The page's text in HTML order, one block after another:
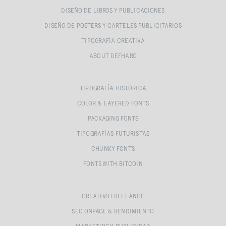
DISEÑO DE LIBROS Y PUBLICACIONES
DISEÑO DE POSTERS Y CARTELES PUBLICITARIOS
TIPOGRAFÍA CREATIVA
ABOUT DEFHARO
TIPOGRAFÍA HISTÓRICA
COLOR & LAYERED FONTS
PACKAGING FONTS
TIPOGRAFÍAS FUTURISTAS
CHUNKY FONTS
FONTS WITH BITCOIN
CREATIVO FREELANCE
SEO ONPAGE & RENDIMIENTO